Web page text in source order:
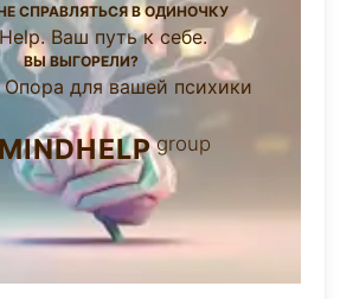
СПРАВЛЯТЬСЯ В ОДИНОЧКУ
Ваш путь к себе.
ВЫ ВЫГОРЕЛИ?
Опора для вашей психики
MINDHELP group